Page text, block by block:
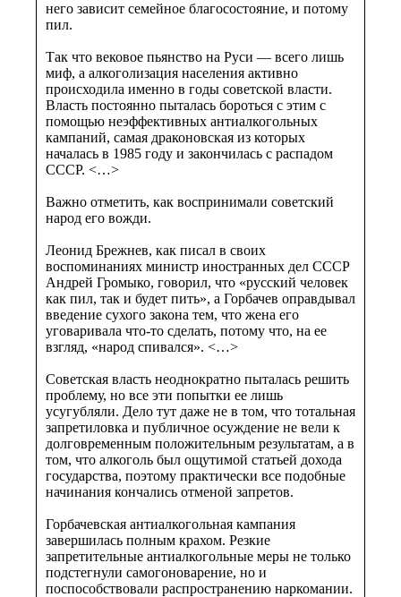
него зависит семейное благосостояние, и потому
пил.
Так что вековое пьянство на Руси — всего лишь
миф, а алкоголизация населения активно
происходила именно в годы советской власти.
Власть постоянно пыталась бороться с этим с
помощью неэффективных антиалкогольных
кампаний, самая драконовская из которых
началась в 1985 году и закончилась с распадом
СССР. <…>
Важно отметить, как воспринимали советский
народ его вожди.
Леонид Брежнев, как писал в своих
воспоминаниях министр иностранных дел СССР
Андрей Громыко, говорил, что «русский человек
как пил, так и будет пить», а Горбачев оправдывал
введение сухого закона тем, что жена его
уговаривала что-то сделать, потому что, на ее
взгляд, «народ спивался». <…>
Советская власть неоднократно пыталась решить
проблему, но все эти попытки ее лишь
усугубляли. Дело тут даже не в том, что тотальная
запретиловка и публичное осуждение не вели к
долговременным положительным результатам, а в
том, что алкоголь был ощутимой статьей дохода
государства, поэтому практически все подобные
начинания кончались отменой запретов.
Горбачевская антиалкогольная кампания
завершилась полным крахом. Резкие
запретительные антиалкогольные меры не только
подстегнули самогоноварение, но и
поспособствовали распространению наркомании.